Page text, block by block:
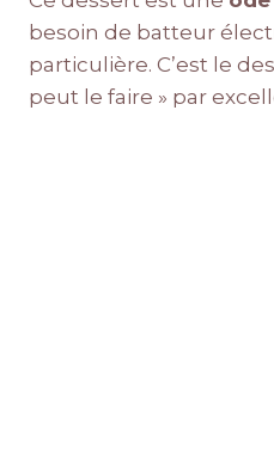
besoin de batteur
particulière. C’est le
peut le faire » par